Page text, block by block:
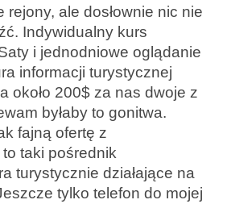
rejony, ale dosłownie nic nie
Indywidualny kurs
i jednodniowe oglądanie
informacji turystycznej
około 200$ za nas dwoje z
byłaby to gonitwa.
fajną ofertę z
to taki pośrednik
turystycznie działające na
tylko telefon do mojej